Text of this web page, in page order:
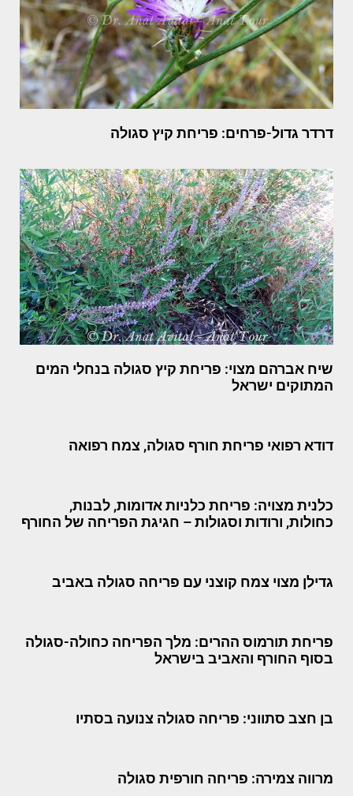
דרדר גדול-פרחים: פריחת קיץ סגולה
שיח אברהם מצוי: פריחת קיץ סגולה בנחלי המים
המתוקים ישראל
דודא רפואי פריחת חורף סגולה, צמח רפואה
כלנית מצויה: פריחת כלניות אדומות, לבנות,
כחולות, ורודות וסגולות – חגיגת הפריחה של החורף
גדילן מצוי צמח קוצני עם פריחה סגולה באביב
פריחת תורמוס ההרים: מלך הפריחה כחולה-סגולה
בסוף החורף והאביב בישראל
בן חצב סתווני: פריחה סגולה צנועה בסתיו
מרווה צמירה: פריחה חורפית סגולה